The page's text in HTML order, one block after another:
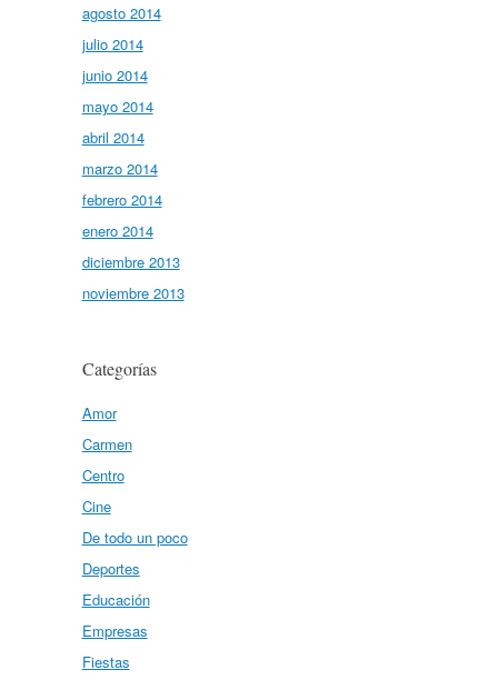
agosto 2014
julio 2014
junio 2014
mayo 2014
abril 2014
marzo 2014
febrero 2014
enero 2014
diciembre 2013
noviembre 2013
Categorías
Amor
Carmen
Centro
Cine
De todo un poco
Deportes
Educación
Empresas
Fiestas